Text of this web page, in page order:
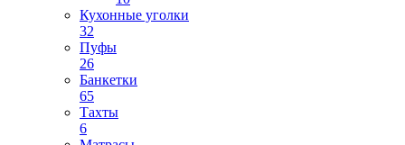
Кухонные уголки
32
Пуфы
26
Банкетки
65
Тахты
6